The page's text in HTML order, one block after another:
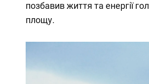
позбавив життя та енергії
площу.